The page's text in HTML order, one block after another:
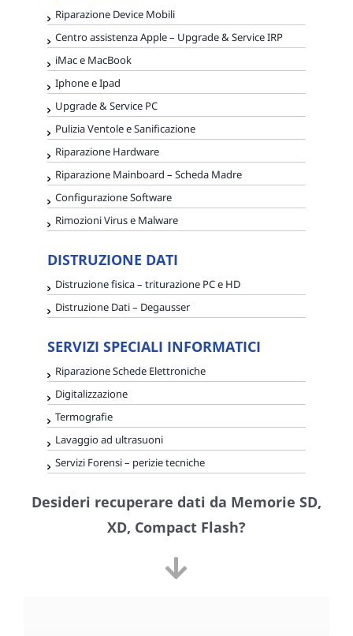
Riparazione Device Mobili
Centro assistenza Apple – Upgrade & Service IRP
iMac e MacBook
Iphone e Ipad
Upgrade & Service PC
Pulizia Ventole e Sanificazione
Riparazione Hardware
Riparazione Mainboard – Scheda Madre
Configurazione Software
Rimozioni Virus e Malware
DISTRUZIONE DATI
Distruzione fisica – triturazione PC e HD
Distruzione Dati – Degausser
SERVIZI SPECIALI INFORMATICI
Riparazione Schede Elettroniche
Digitalizzazione
Termografie
Lavaggio ad ultrasuoni
Servizi Forensi – perizie tecniche
Desideri recuperare dati da Memorie SD,
XD, Compact Flash?